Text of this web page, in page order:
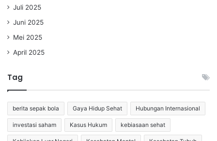
Juli 2025
Juni 2025
Mei 2025
April 2025
Tag
berita sepak bola Gaya Hidup Sehat Hubungan Internasional
investasi saham Kasus Hukum kebiasaan sehat